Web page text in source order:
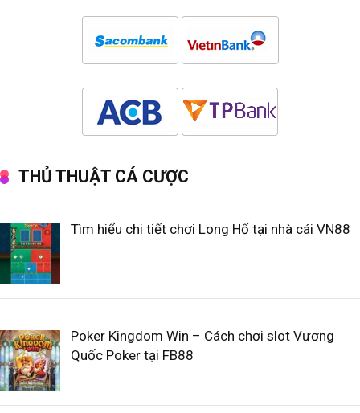
THỦ THUẬT CÁ CƯỢC
Tìm hiểu chi tiết chơi Long Hổ tại nhà cái VN88
Poker Kingdom Win – Cách chơi slot Vương
Quốc Poker tại FB88